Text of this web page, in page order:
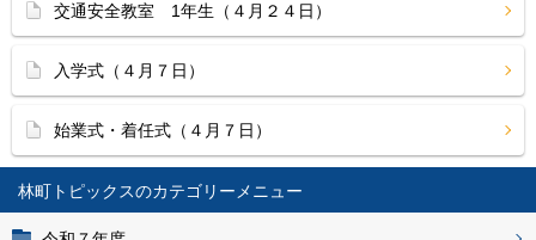
林町トピックス
交通安全教室 1年生（４月２４日）
入学式（４月７日）
始業式・着任式（４月７日）